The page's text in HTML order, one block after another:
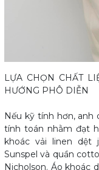
LỰA CHỌN CHẤT
HƯỚNG PHÔ DIỄN
Nếu kỹ tính hơn,
tính toán nhằm đạt
khoác vải linen dệt
Sunspel và quần
Nicholson. Áo khoác